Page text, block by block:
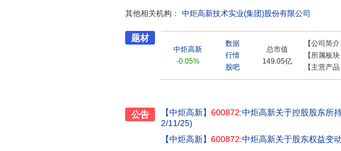
炬区、阳江市阳西县设有生产基地,目前已启动全国化产
面向未来,中炬高新将依托国家级高新区和各界股东的优
时积极进行产业建设和拓展,努力从调味品逐步延伸至
其他相关机构： 中炬高新技术实业(集团)股份有限公司
题材
中炬高新
-0.05%
数据
行情
股吧
总市值
149.05亿
【公司简介
【所属板块
【主营产品
公告 【中炬高新】 600872:中炬高新关于控股股东所
2/11/25)
【中炬高新】 600872:中炬高新关于股东权益变